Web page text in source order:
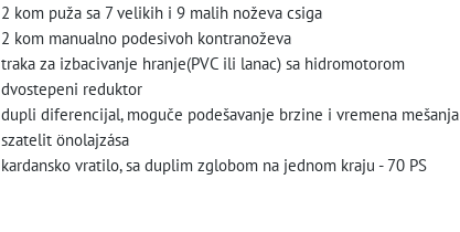
2 kom puža sa 7 velikih i 9 malih noževa csiga
2 kom manualno podesivoh kontranoževa
traka za izbacivanje hranje(PVC ili lanac) sa hidromotorom
dvostepeni reduktor
dupli diferencijal, moguče podešavanje brzine i vremena mešanja
szatelit önolajzása
kardansko vratilo, sa duplim zglobom na jednom kraju - 70 PS